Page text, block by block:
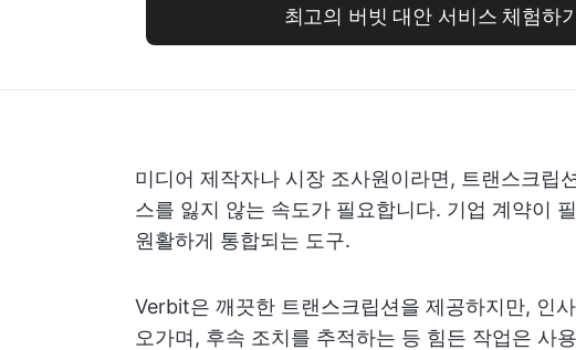
최고의 버빗 대안 서비스 체험하
미디어 제작자나 시장 조사원이라면, 트랜스크립
스를 잃지 않는 속도가 필요합니다. 기업 계약이
원활하게 통합되는 도구.
Verbit은 깨끗한 트랜스크립션을 제공하지만, 인
오가며, 후속 조치를 추적하는 등 힘든 작업은 사